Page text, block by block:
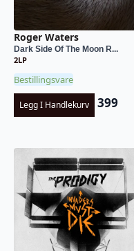
Roger Waters
Dark Side Of The Moon R...
2LP
Bestillingsvare
Legg I Handlekurv 399